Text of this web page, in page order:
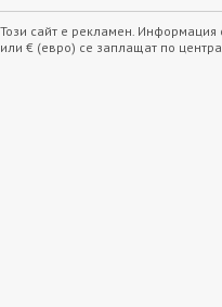
Този сайт е рекламен.
или € (евро) се заплащат по